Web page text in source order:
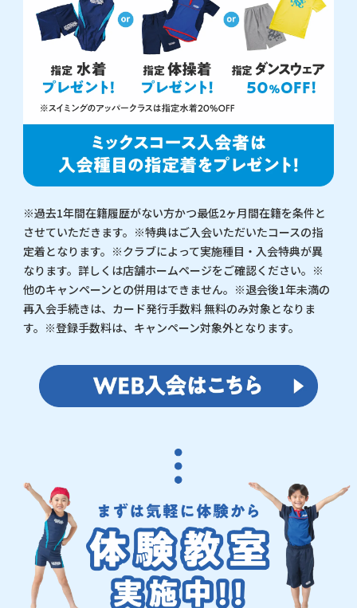
※過去1年間在籍履歴がない方かつ最低2ヶ月間在籍を条件と
させていただきます。※特典はご入会いただいたコースの指
定着となります。※クラブによって実施種目・入会特典が異
なります。詳しくは店舗ホームページをご確認ください。※
他のキャンペーンとの併用はできません。※退会後1年未満の
再入会手続きは、カード発行手数料 無料のみ対象となりま
す。※登録手数料は、キャンペーン対象外となります。